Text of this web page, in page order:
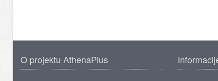
O projektu AthenaPlus